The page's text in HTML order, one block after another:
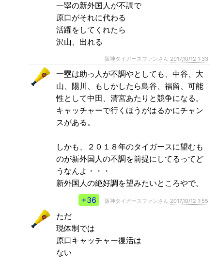
一塁の新外国人が不調で
原口がそれに代わる
活躍をしてくれたら
沢山、出れる
阪神タイガースファンさん 2017,10/12 1:33
一塁は助っ人が不調やとしても、中谷、大
山、陽川、もしかしたら鳥谷、福留、可能
性として中田、清宮あたりと競争になる。
キャッチャーで行くほうがはるかにチャン
スがある。
しかも、２０１８年のタイガースに望むも
のが新外国人の不調を前提にしてるってど
うなんよ・・・
新外国人の絶好調を望みたいところやで。
+36
阪神タイガースファンさん 2017,10/12 1:55
ただ
現体制では
原口キャッチャー復活は
ない